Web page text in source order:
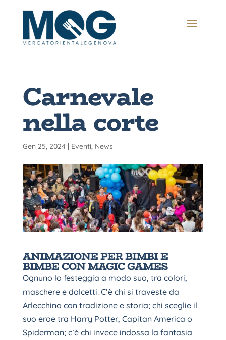
Carnevale
nella corte
Gen 25, 2024| Eventi, News
ANIMAZIONE PER BIMBI E
BIMBE CON MAGIC GAMES
Ognuno lo festeggia a modo suo, tra colori,
maschere e dolcetti. C’è chi si traveste da
Arlecchino con tradizione e storia; chi sceglie il
suo eroe tra Harry Potter, Capitan America o
Spiderman; c’è chi invece indossa la fantasia